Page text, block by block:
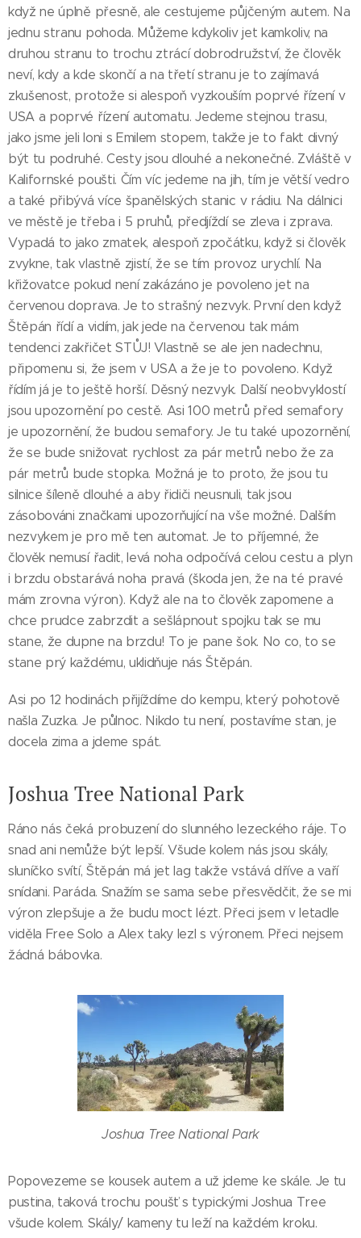
když ne úplně přesně, ale cestujeme půjčeným autem. Na
jednu stranu pohoda. Můžeme kdykoliv jet kamkoliv, na
druhou stranu to trochu ztrácí dobrodružství, že člověk
neví, kdy a kde skončí a na třetí stranu je to zajímavá
zkušenost, protože si alespoň vyzkouším poprvé řízení v
USA a poprvé řízení automatu. Jedeme stejnou trasu,
jako jsme jeli loni s Emilem stopem, takže je to fakt divný
být tu podruhé. Cesty jsou dlouhé a nekonečné. Zvláště v
Kalifornské poušti. Čím víc jedeme na jih, tím je větší vedro
a také přibývá více španělských stanic v rádiu. Na dálnici
ve městě je třeba i 5 pruhů, předjíždí se zleva i zprava.
Vypadá to jako zmatek, alespoň zpočátku, když si člověk
zvykne, tak vlastně zjistí, že se tím provoz urychlí. Na
křižovatce pokud není zakázáno je povoleno jet na
červenou doprava. Je to strašný nezvyk. První den když
Štěpán řídí a vidím, jak jede na červenou tak mám
tendenci zakřičet STŮJ! Vlastně se ale jen nadechnu,
připomenu si, že jsem v USA a že je to povoleno. Když
řídím já je to ještě horší. Děsný nezvyk. Další neobvyklostí
jsou upozornění po cestě. Asi 100 metrů před semafory
je upozornění, že budou semafory. Je tu také upozornění,
že se bude snižovat rychlost za pár metrů nebo že za
pár metrů bude stopka. Možná je to proto, že jsou tu
silnice šíleně dlouhé a aby řidiči neusnuli, tak jsou
zásobováni značkami upozorňující na vše možné. Dalším
nezvykem je pro mě ten automat. Je to příjemné, že
člověk nemusí řadit, levá noha odpočívá celou cestu a plyn
i brzdu obstarává noha pravá (škoda jen, že na té pravé
mám zrovna výron). Když ale na to člověk zapomene a
chce prudce zabrzdit a sešlápnout spojku tak se mu
stane, že dupne na brzdu! To je pane šok. No co, to se
stane prý každému, uklidňuje nás Štěpán.
Asi po 12 hodinách přijíždíme do kempu, který pohotově
našla Zuzka. Je půlnoc. Nikdo tu není, postavíme stan, je
docela zima a jdeme spát.
Joshua Tree National Park
Ráno nás čeká probuzení do slunného lezeckého ráje. To
snad ani nemůže být lepší. Všude kolem nás jsou skály,
sluníčko svítí, Štěpán má jet lag takže vstává dříve a vaří
snídani. Paráda. Snažím se sama sebe přesvědčit, že se mi
výron zlepšuje a že budu moct lézt. Přeci jsem v letadle
viděla Free Solo a Alex taky lezl s výronem. Přeci nejsem
žádná bábovka.
Joshua Tree National Park
Popovezeme se kousek autem a už jdeme ke skále. Je tu
pustina, taková trochu poušť s typickými Joshua Tree
všude kolem. Skály/ kameny tu leží na každém kroku.